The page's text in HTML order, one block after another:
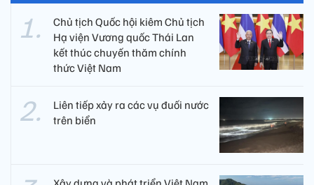
Chủ tịch Quốc hội kiêm Chủ tịch
Hạ viện Vương quốc Thái Lan
kết thúc chuyến thăm chính
thức Việt Nam
Liên tiếp xảy ra các vụ đuối nước
trên biển